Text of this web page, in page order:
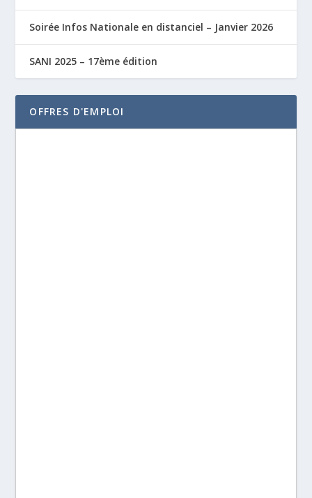
Soirée Infos Nationale en distanciel – Janvier 2026
SANI 2025 – 17ème édition
OFFRES D'EMPLOI